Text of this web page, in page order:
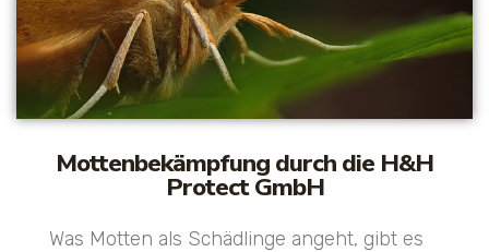
Mottenbekämpfung durch die H&H
Protect GmbH
Was Motten als Schädlinge angeht, gibt es